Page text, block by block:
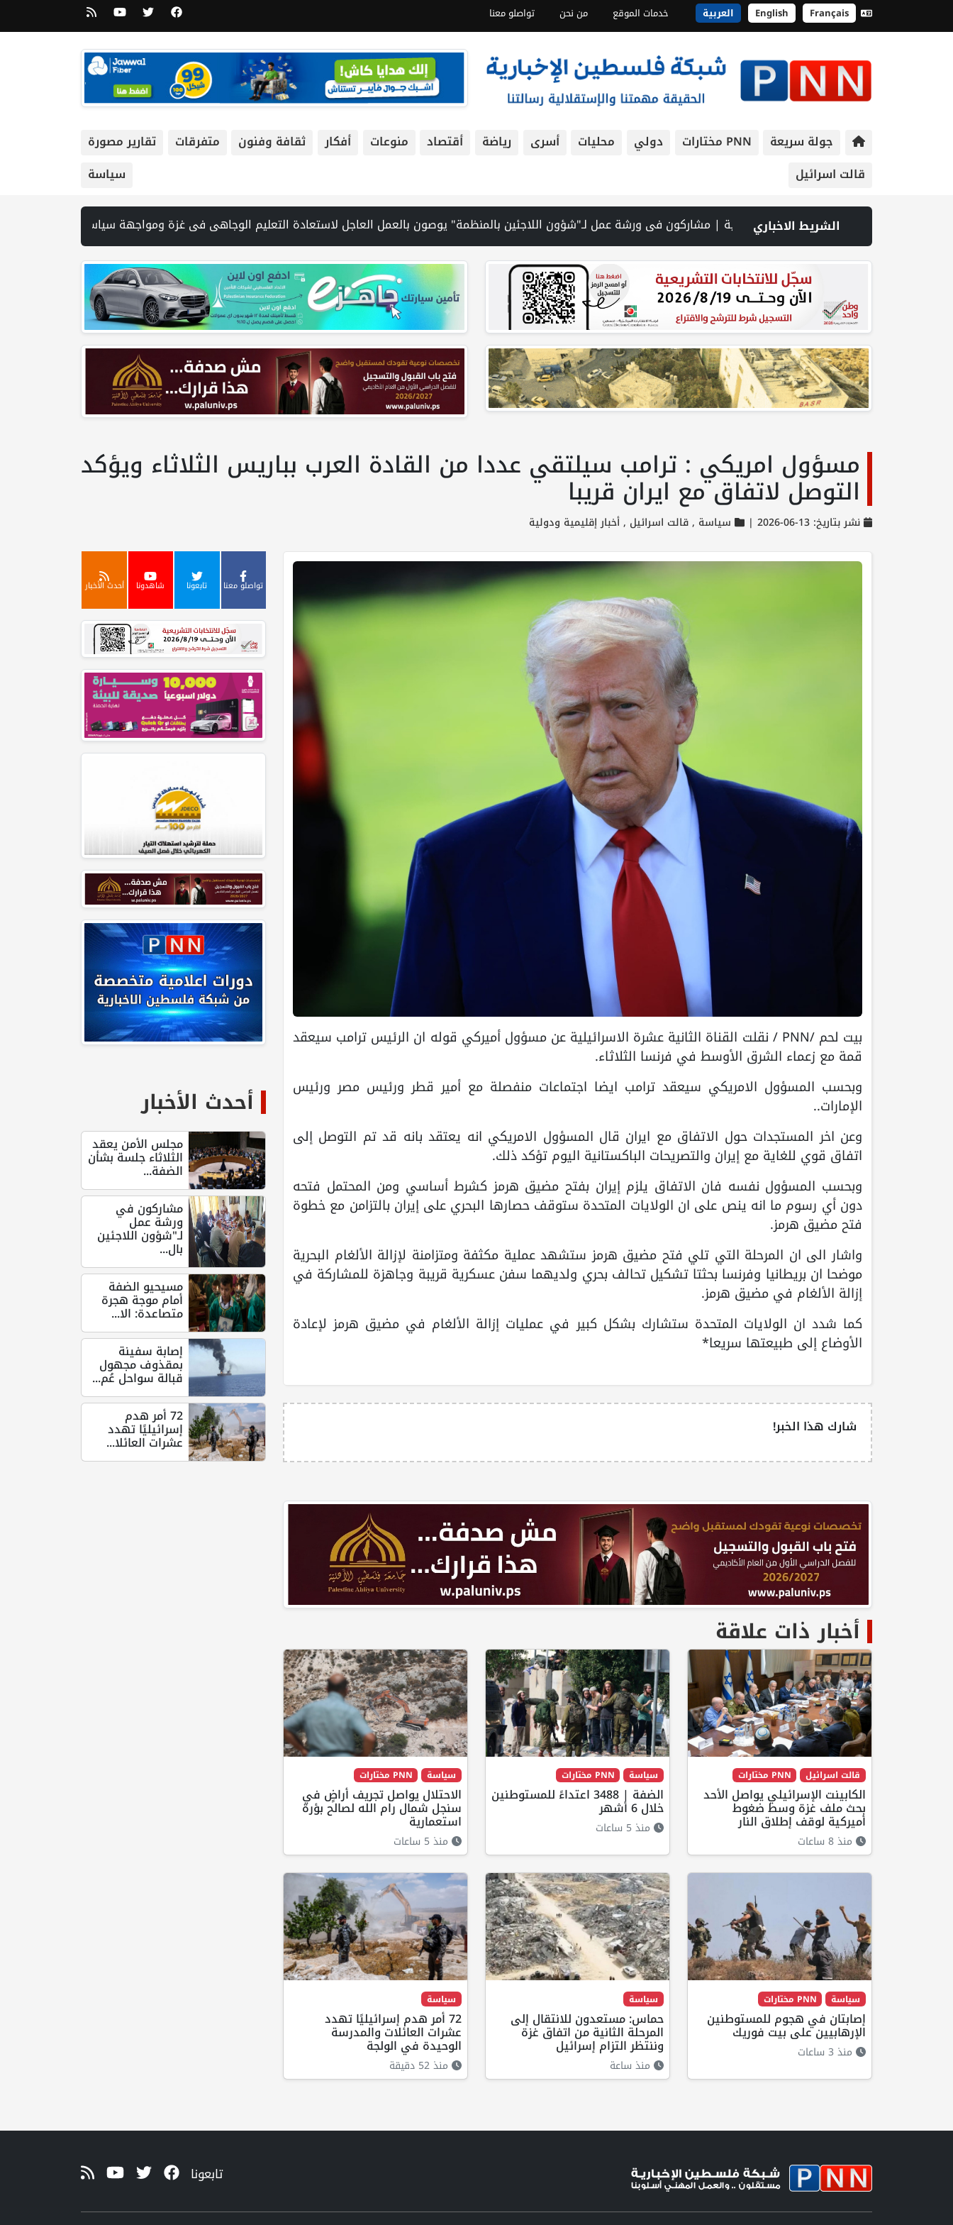
English Français العربية خدمات الموقع من نحن تواصلو معنا
جولة سريعة PNN مختارات دولي محليات أسرى رياضة أقتصاد منوعات أفكار ثقافة وفنون متفرقات
تقارير مصورة
قالت اسرائيل
سياسة
الشريط الاخباري
بالعمل العاجل لاستعادة التعليم الوجاهي في غزة ومواجهة سياسة الإبادة | مسيحيو الضفة أمام موجة هجرة متصاعدة: الاحتلال والاستيطان يهددان بقاءهم | إصابة سفينة بمقذوف مجهول قبالة سواحل عُمان واندلاع حريق على متنها | 72 أمر هدم إسرائيليًا تهدد عشرات العائلات والمدرسة الوحيدة في الولجة | نقابة الصحفيين الفلسطينيين تشارك في عرض فيلم "خلف السياج" بسفارة فلسطين في القاهرة | مستعمر يطلق مواشيه في أراضي الطيبة شرق رام الله ويتسبب بأضرار زراعية | حماس: مستعدون للانتقال إلى المرحلة الثانية من اتفاق غزة وننتظر التزام إسرائيل | احتياطي النفط الإستراتيجي الأميركي يتراجع إلى أدنى مستوى منذ 1983 | خلال لقائه وفد بلدية بيت لحم : الوزير فرج يشدد على اهمية تعزيز صمود بيت لحم | الرئيس يستقبل مجلس بلدية بيت لحم ويؤكد النهوض بالواقع السياحي والتنموي فيها | إصابتان في هجوم للمستوطنين الإرهابيين على بيت
مسؤول امريكي : ترامب سيلتقي عددا من القادة العرب بباريس الثلاثاء ويؤكد
التوصل لاتفاق مع ايران قريبا
نشر بتاريخ: 13-06-2026 | سياسة ,قالت اسرائيل ,أخبار إقليمية ودولية
بيت لحم /PNN / نقلت القناة الثانية عشرة الاسرائيلية عن مسؤول أميركي قوله ان الرئيس ترامب سيعقد
قمة مع زعماء الشرق الأوسط في فرنسا الثلاثاء.
وبحسب المسؤول الامريكي سيعقد ترامب ايضا اجتماعات منفصلة مع أمير قطر ورئيس مصر ورئيس
الإمارات..
وعن اخر المستجدات حول الاتفاق مع ايران قال المسؤول الامريكي انه يعتقد بانه قد تم التوصل إلى
اتفاق قوي للغاية مع إيران والتصريحات الباكستانية اليوم تؤكد ذلك.
وبحسب المسؤول نفسه فان الاتفاق يلزم إيران بفتح مضيق هرمز كشرط أساسي ومن المحتمل فتحه
دون أي رسوم ما انه ينص على ان الولايات المتحدة ستوقف حصارها البحري على إيران بالتزامن مع خطوة
فتح مضيق هرمز.
واشار الى ان المرحلة التي تلي فتح مضيق هرمز ستشهد عملية مكثفة ومتزامنة لإزالة الألغام البحرية
موضحا ان بريطانيا وفرنسا بحثتا تشكيل تحالف بحري ولديهما سفن عسكرية قريبة وجاهزة للمشاركة في
إزالة الألغام في مضيق هرمز.
كما شدد ان الولايات المتحدة ستشارك بشكل كبير في عمليات إزالة الألغام في مضيق هرمز لإعادة
الأوضاع إلى طبيعتها سريعا*
شارك هذا الخبر!
أخبار ذات علاقة
قالت اسرائيل PNN مختارات
الكابينت الإسرائيلي يواصل الأحد
بحث ملف غزة وسط ضغوط
أميركية لوقف إطلاق النار
منذ 8 ساعات
سياسة PNN مختارات
الضفة | 3488 اعتداءً للمستوطنين
خلال 6 أشهر
منذ 5 ساعات
سياسة PNN مختارات
الاحتلال يواصل تجريف أراضٍ في
سنجل شمال رام الله لصالح بؤرة
استعمارية
منذ 5 ساعات
سياسة PNN مختارات
إصابتان في هجوم للمستوطنين
الإرهابيين على بيت فوريك
منذ 3 ساعات
سياسة
حماس: مستعدون للانتقال إلى
المرحلة الثانية من اتفاق غزة
وننتظر التزام إسرائيل
منذ ساعة
سياسة
72 أمر هدم إسرائيليًا تهدد
عشرات العائلات والمدرسة
الوحيدة في الولجة
منذ 52 دقيقة
تواصلو معنا تابعونا شاهدونا أحدث الأخبار
أحدث الأخبار
مجلس الأمن يعقد
الثلاثاء جلسة بشأن
الضفة...
مشاركون في
ورشة عمل
لـ"شؤون اللاجئين
بال...
مسيحيو الضفة
أمام موجة هجرة
متصاعدة: الا...
إصابة سفينة
بمقذوف مجهول
قبالة سواحل عُم...
72 أمر هدم
إسرائيليًا تهدد
عشرات العائلا...
تابعونا